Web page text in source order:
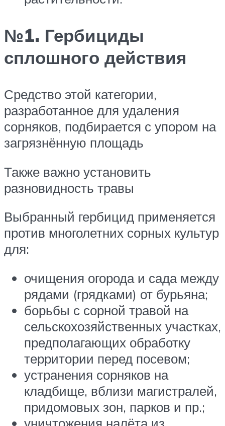
№1. Гербициды
сплошного действия
Средство этой категории,
разработанное для удаления
сорняков, подбирается с упором на
загрязнённую площадь
Также важно установить
разновидность травы
Выбранный гербицид применяется
против многолетних сорных культур
для:
очищения огорода и сада между
рядами (грядками) от бурьяна;
борьбы с сорной травой на
сельскохозяйственных участках,
предполагающих обработку
территории перед посевом;
устранения сорняков на
кладбище, вблизи магистралей,
придомовых зон, парков и пр.;